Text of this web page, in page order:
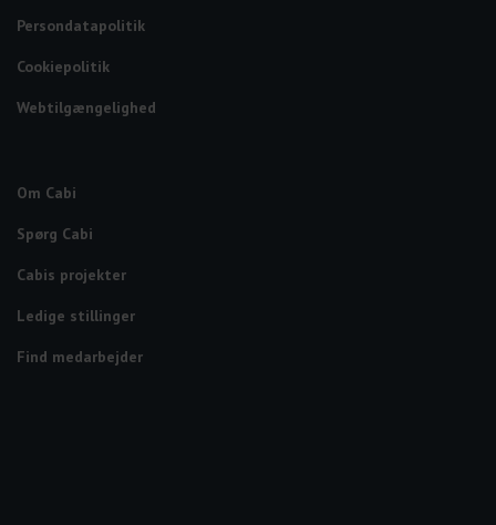
Persondatapolitik
Cookiepolitik
Webtilgængelighed
Om Cabi
Spørg Cabi
Cabis projekter
Ledige stillinger
Find medarbejder